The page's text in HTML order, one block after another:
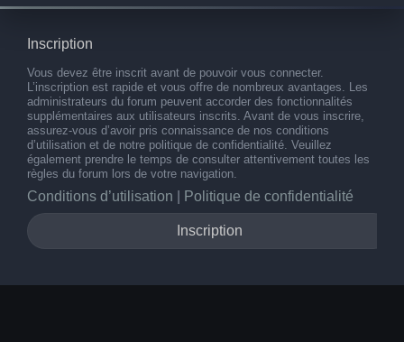
Inscription
Vous devez être inscrit avant de pouvoir vous connecter.
L’inscription est rapide et vous offre de nombreux avantages. Les
administrateurs du forum peuvent accorder des fonctionnalités
supplémentaires aux utilisateurs inscrits. Avant de vous inscrire,
assurez-vous d’avoir pris connaissance de nos conditions
d’utilisation et de notre politique de confidentialité. Veuillez
également prendre le temps de consulter attentivement toutes les
règles du forum lors de votre navigation.
Conditions d’utilisation Politique de confidentialité
Inscription